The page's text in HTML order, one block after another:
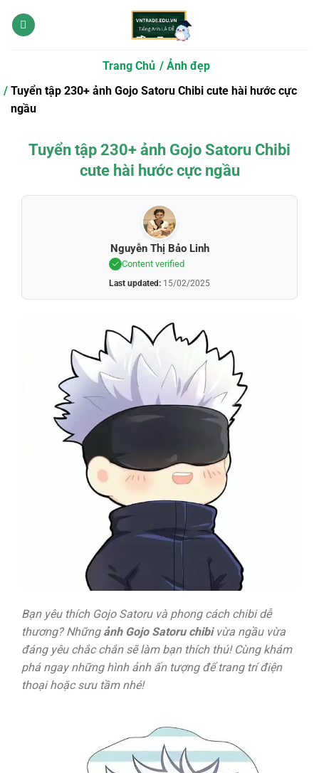
qua
Trang Chủ
Ảnh đẹp
Tuyển tập 230+ ảnh Gojo Satoru Chibi cute hài hước cực
ngầu
Tuyển tập 230+ ảnh Gojo Satoru Chibi
cute hài hước cực ngầu
Nguyễn Thị Bảo Linh
Content verified
Last updated: 15/02/2025
Bạn yêu thích Gojo Satoru và phong cách chibi dễ
thương? Những ảnh Gojo Satoru chibivừa ngầu vừa
đáng yêu chắc chắn sẽ làm bạn thích thú! Cùng khám
phá ngay những hình ảnh ấn tượng để trang trí điện
thoại hoặc sưu tầm nhé!